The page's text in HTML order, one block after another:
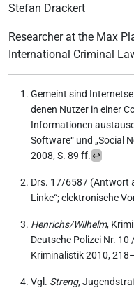
Stefan Drackert
Researcher at the Max
International Criminal
Gemeint sind
denen Nutzer in einer
Informationen
Software“ und „Social
2008, S. 89 ff.↩︎
Drs. 17/6587 (Antwort
Linke“; elektronische
Henrichs/Wilhelm,
Deutsche Polizei Nr.
Kriminalistik 2010,
Vgl. Streng,